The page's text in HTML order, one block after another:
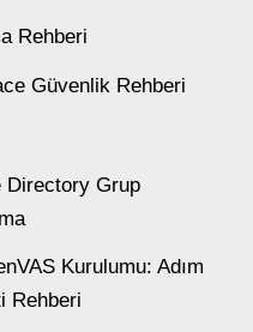
Rehberi
Güvenlik Rehberi
Directory Grup
Kurulumu: Adım
Rehberi